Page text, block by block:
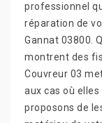
professionnel
réparation de
Gannat 03800.
montrent des
Couvreur 03
aux cas où
proposons de